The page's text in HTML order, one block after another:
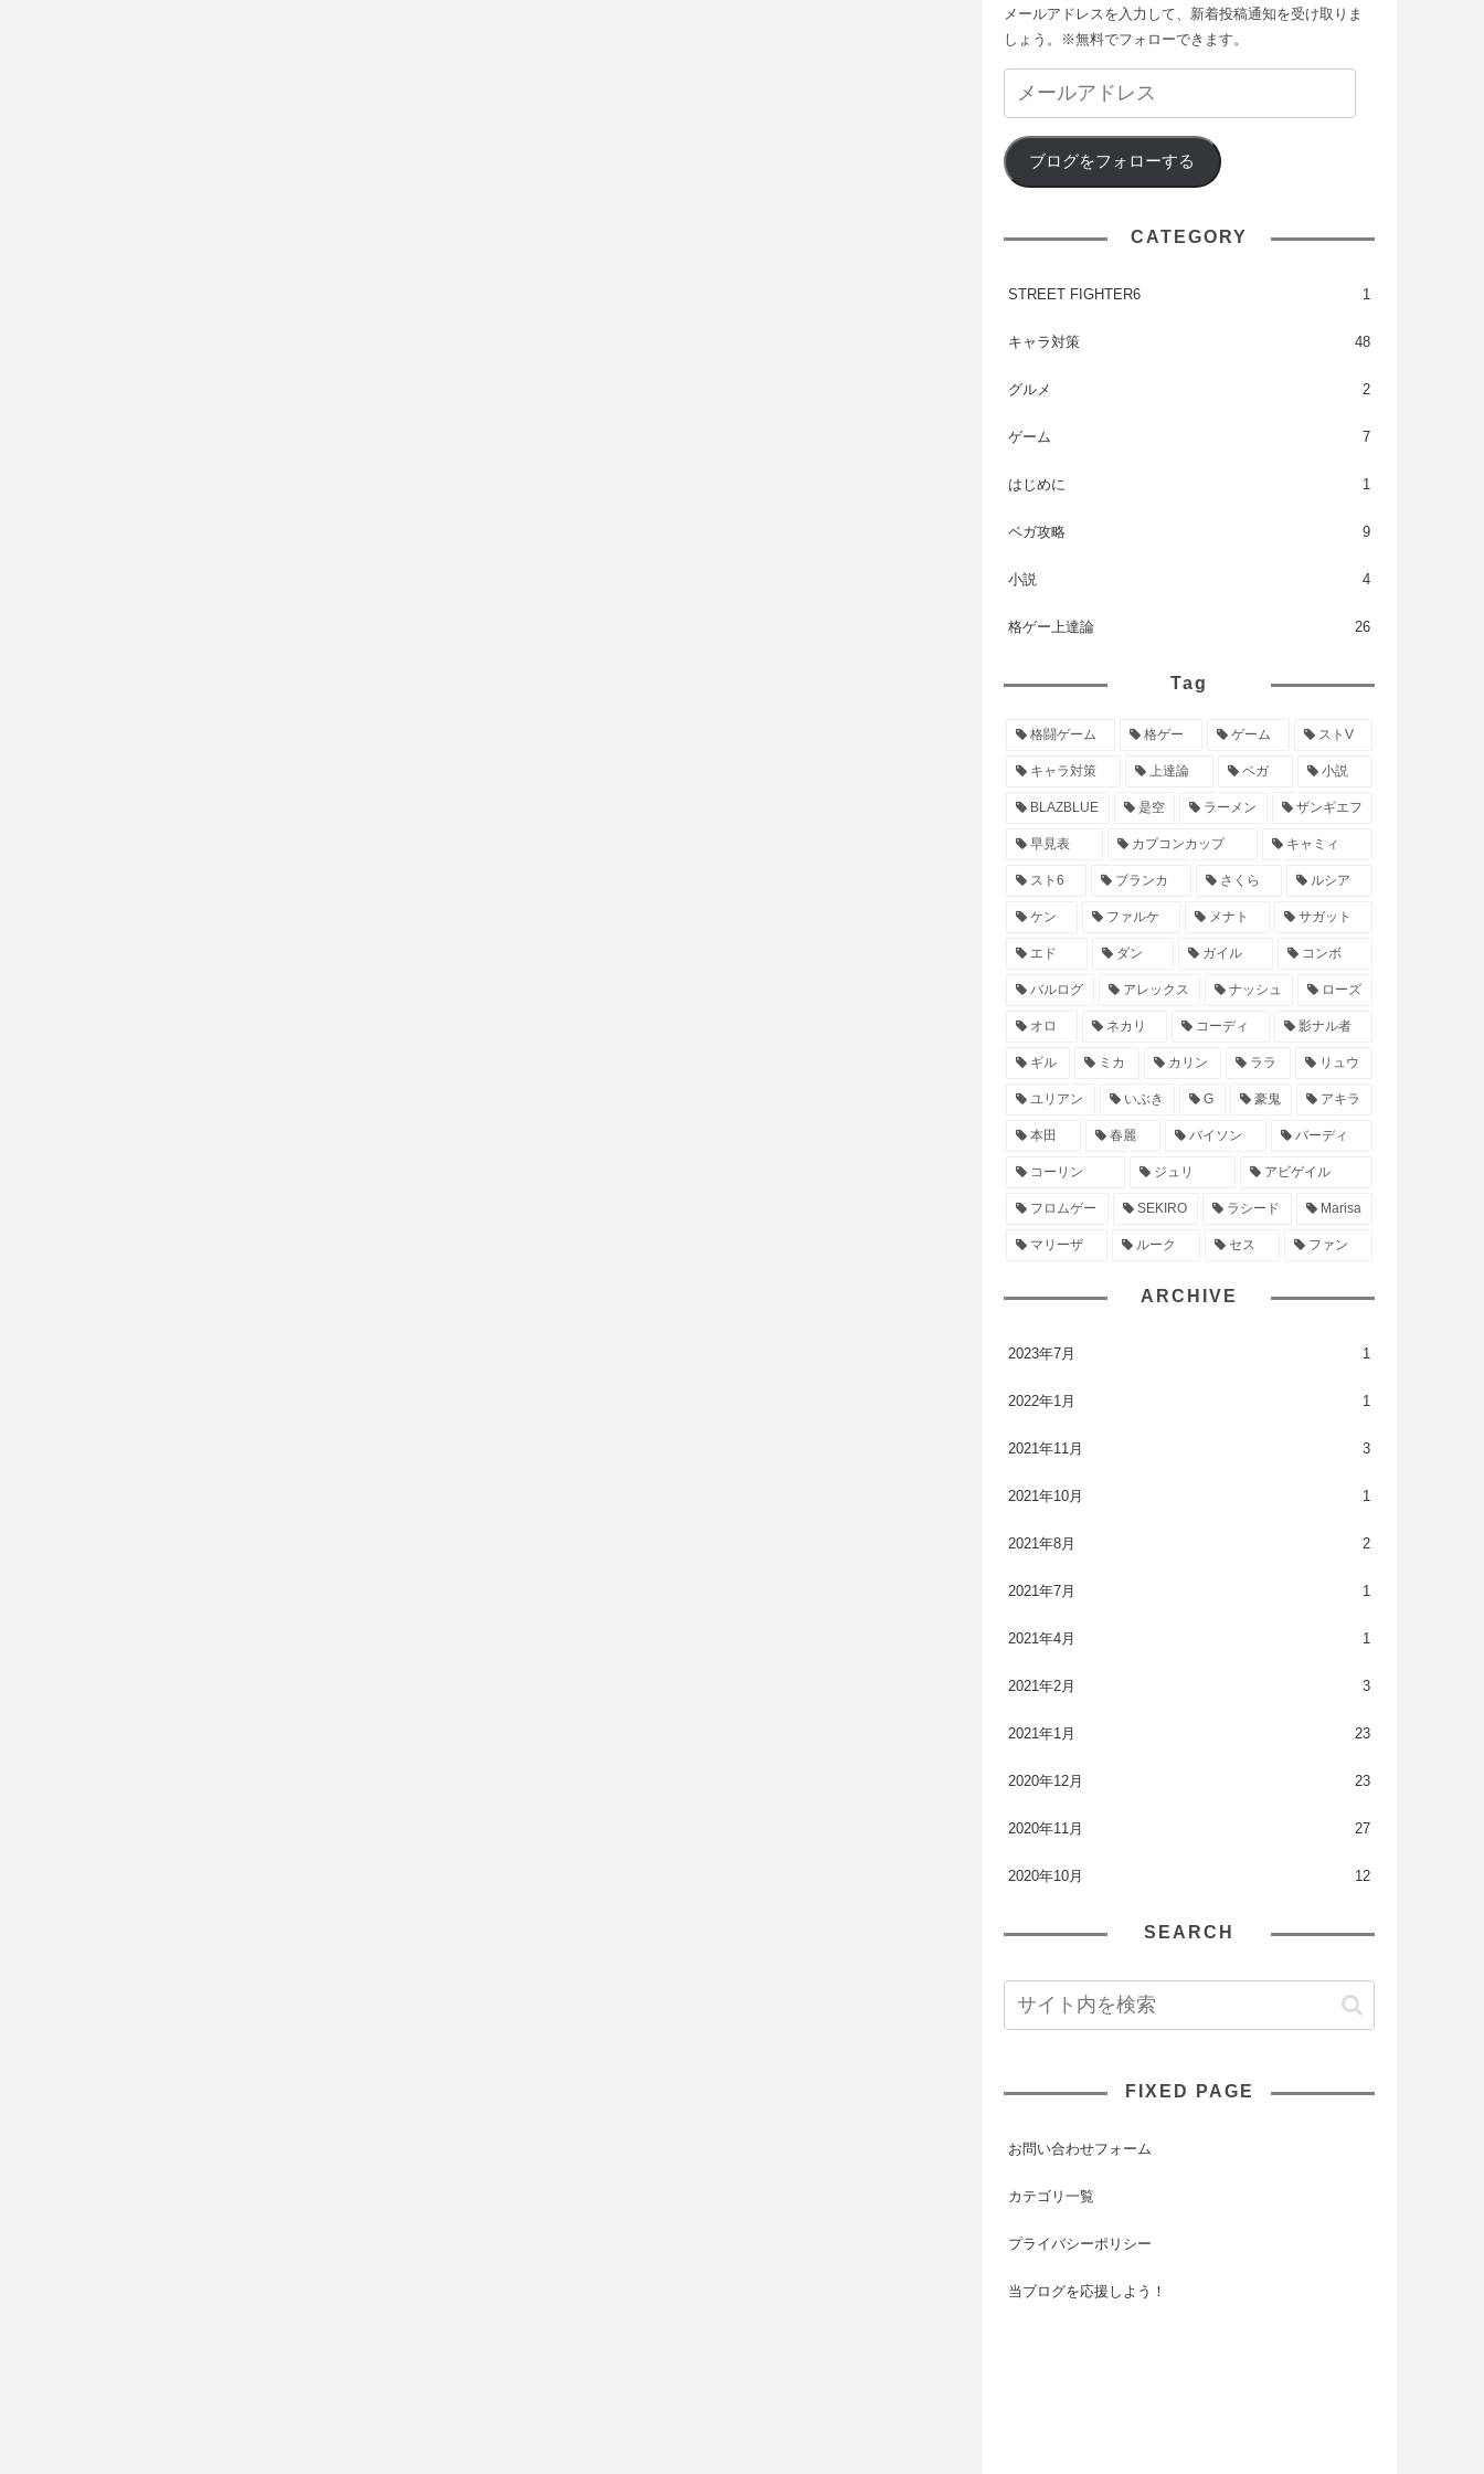
メールアドレスを入力して、新着投稿通知を受け取りま
しょう。※無料でフォローできます。
ブログをフォローする
CATEGORY
STREET FIGHTER6 1
キャラ対策 48
グルメ 2
ゲーム 7
はじめに 1
ベガ攻略 9
小説 4
格ゲー上達論 26
Tag
格闘ゲーム 格ゲー ゲーム ストV
キャラ対策 上達論 ベガ 小説
BLAZBLUE 是空 ラーメン ザンギエフ
早見表 カプコンカップ キャミィ
スト6 ブランカ さくら ルシア
ケン ファルケ メナト サガット
エド ダン ガイル コンボ
バルログ アレックス ナッシュ ローズ
オロ ネカリ コーディ 影ナル者
ギル ミカ カリン ララ リュウ
ユリアン いぶき G 豪鬼 アキラ
本田 春麗 バイソン バーディ
コーリン ジュリ アビゲイル
フロムゲー SEKIRO ラシード Marisa
マリーザ ルーク セス ファン
ARCHIVE
2023年7月 1
2022年1月 1
2021年11月 3
2021年10月 1
2021年8月 2
2021年7月 1
2021年4月 1
2021年2月 3
2021年1月 23
2020年12月 23
2020年11月 27
2020年10月 12
SEARCH
FIXED PAGE
お問い合わせフォーム
カテゴリ一覧
プライバシーポリシー
当ブログを応援しよう！